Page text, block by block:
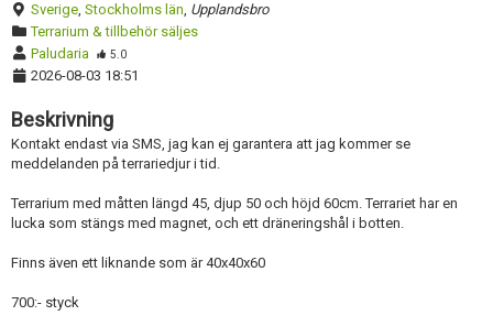
Sverige, Stockholms län, Upplandsbro
Terrarium & tillbehör säljes
Paludaria
5.0
2026-08-03 18:51
Beskrivning
Kontakt endast via SMS, jag kan ej garantera att jag kommer se
meddelanden på terrariedjur i tid.
Terrarium med måtten längd 45, djup 50 och höjd 60cm. Terrariet har en
lucka som stängs med magnet, och ett dräneringshål i botten.
Finns även ett liknande som är 40x40x60
700:- styck